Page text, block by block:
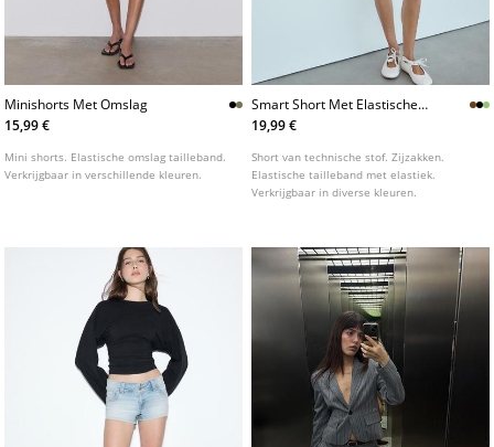
Minishorts Met Omslag
15,99 €
Mini shorts. Elastische omslag tailleband.
Verkrijgbaar in verschillende kleuren.
Smart Short Met Elastische
Tailleband
19,99 €
Short van technische stof. Zijzakken.
Elastische tailleband met elastiek.
Verkrijgbaar in diverse kleuren.